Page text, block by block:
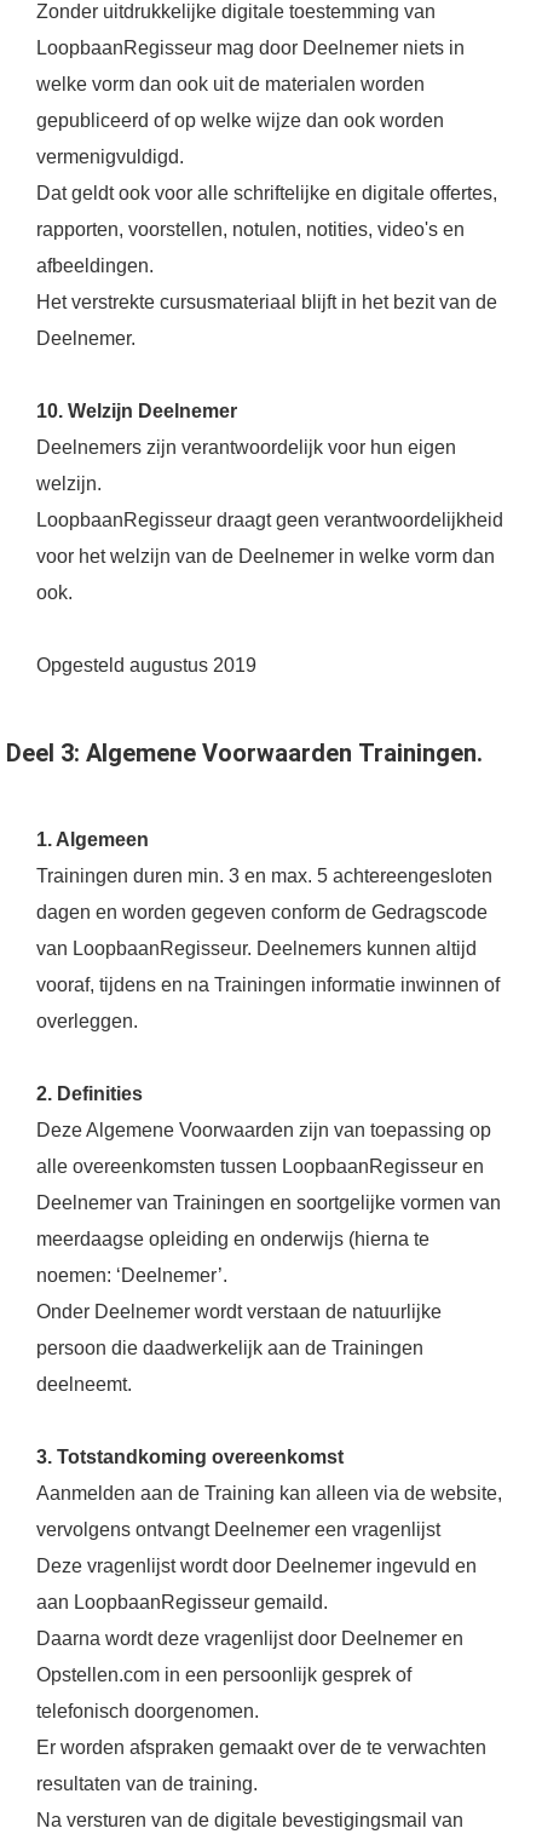
Zonder uitdrukkelijke digitale toestemming van
LoopbaanRegisseur mag door Deelnemer niets in
welke vorm dan ook uit de materialen worden
gepubliceerd of op welke wijze dan ook worden
vermenigvuldigd.
Dat geldt ook voor alle schriftelijke en digitale offertes,
rapporten, voorstellen, notulen, notities, video's en
afbeeldingen.
Het verstrekte cursusmateriaal blijft in het bezit van de
Deelnemer.
10. Welzijn Deelnemer
Deelnemers zijn verantwoordelijk voor hun eigen
welzijn.
LoopbaanRegisseur draagt geen verantwoordelijkheid
voor het welzijn van de Deelnemer in welke vorm dan
ook.
Opgesteld augustus 2019
Deel 3: Algemene Voorwaarden Trainingen.
1. Algemeen
Trainingen duren min. 3 en max. 5 achtereengesloten
dagen en worden gegeven conform de Gedragscode
van LoopbaanRegisseur. Deelnemers kunnen altijd
vooraf, tijdens en na Trainingen informatie inwinnen of
overleggen.
2. Definities
Deze Algemene Voorwaarden zijn van toepassing op
alle overeenkomsten tussen LoopbaanRegisseur en
Deelnemer van Trainingen en soortgelijke vormen van
meerdaagse opleiding en onderwijs (hierna te
noemen: ‘Deelnemer’.
Onder Deelnemer wordt verstaan de natuurlijke
persoon die daadwerkelijk aan de Trainingen
deelneemt.
3. Totstandkoming overeenkomst
Aanmelden aan de Training kan alleen via de website,
vervolgens ontvangt Deelnemer een vragenlijst
Deze vragenlijst wordt door Deelnemer ingevuld en
aan LoopbaanRegisseur gemaild.
Daarna wordt deze vragenlijst door Deelnemer en
Opstellen.com in een persoonlijk gesprek of
telefonisch doorgenomen.
Er worden afspraken gemaakt over de te verwachten
resultaten van de training.
Na versturen van de digitale bevestigingsmail van